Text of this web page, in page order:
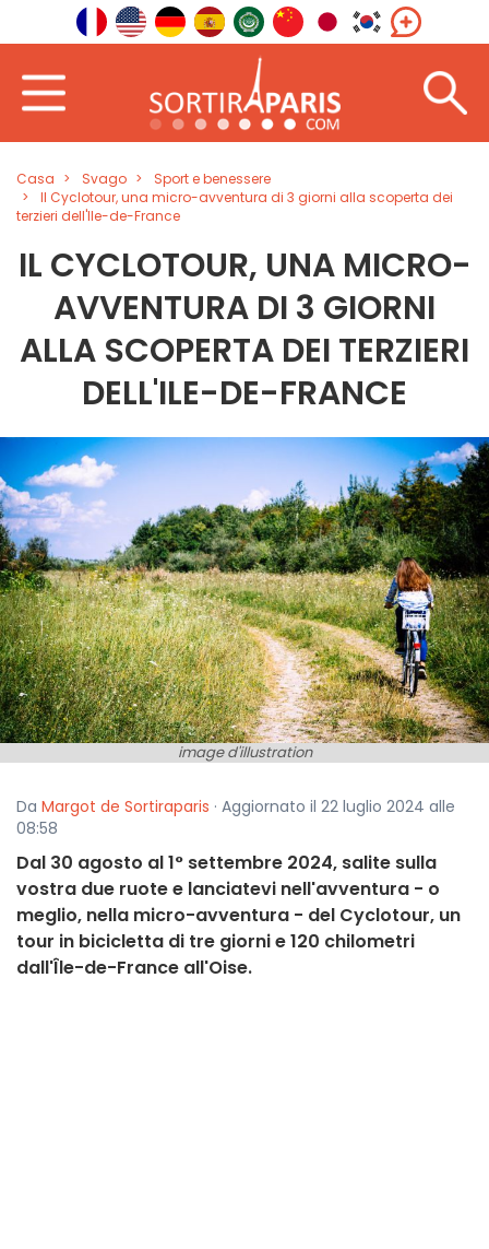
Casa Svago
Sport e benessere
Il Cyclotour, una micro-avventura di 3 giorni alla scoperta dei
terzieri dell'Ile-de-France
IL CYCLOTOUR, UNA MICRO-
AVVENTURA DI 3 GIORNI
ALLA SCOPERTA DEI TERZIERI
DELL'ILE-DE-FRANCE
image d'illustration
Da Margot de Sortiraparis · Aggiornato il 22 luglio 2024 alle
08:58
Dal 30 agosto al 1° settembre 2024, salite sulla
vostra due ruote e lanciatevi nell'avventura - o
meglio, nella micro-avventura - del Cyclotour, un
tour in bicicletta di tre giorni e 120 chilometri
dall'Île-de-France all'Oise.